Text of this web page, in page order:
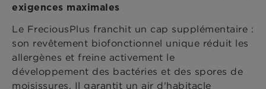
exigences maximales
Le FreciousPlus franchit un cap supplémentaire :
son revêtement biofonctionnel unique réduit les
allergènes et freine activement le
développement des bactéries et des spores de
moisissures. Il garantit un air d'habitacle